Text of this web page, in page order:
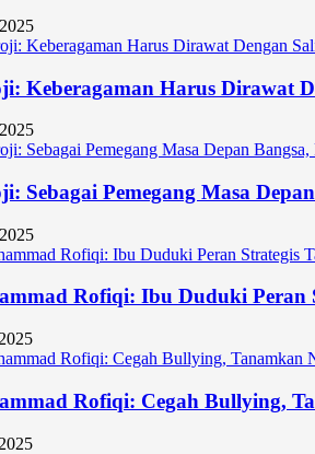
Keberagaman Harus Dirawat
Sebagai Pemegang Masa
Rofiqi: Ibu Duduki Peran
Rofiqi: Cegah Bullying,